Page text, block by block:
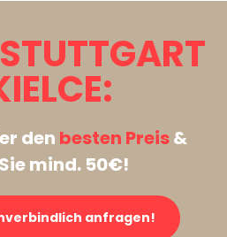
STUTTGART
den besten Preis&
mind. 50€!
anfragen!